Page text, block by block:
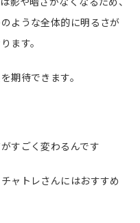
ような全体的に明るさが
ます。
期待できます。
すごく変わるんです
ャトレさんにはおすすめ